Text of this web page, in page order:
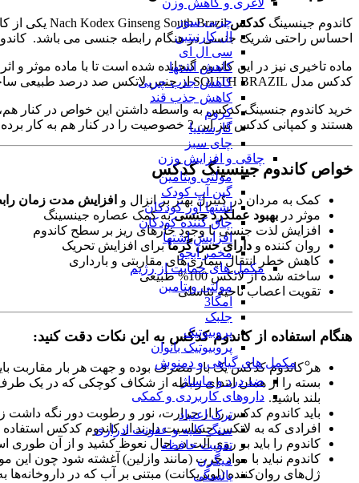
لاغری و کاهش وزن
چربی سوز
ال کارنیتین
سی ال ای
کاهش اشتها
کاهش جذب چربی
کاهش جذب قند
کروم
گارسینیا
چای سبز
چاقی و افزایش وزن
مولتی ویتامین
گین آپ کودک
اشتها آور کودکان
چاق کننده کودکان
افزایش اشتها
مخمر آبجو
مکمل های حمایت از رژیم
مولتی ویتامین
امگا3
جلبک
پروبیوتیک
پروبیوتیک بانوان
مکمل های گیاهی و دمنوش
ضد درد و ماساژ
داروهای کاربردی و کمکی
ترک اعتیاد
سنگ کلیه و عفونت ادراری
تقویت حافظه
میگرن
یائسگی
کاندوم جینسینگکدکس
احساس راحتی شریک جنسی در هنگام رابطه جنسی می باشد.
ماده تاخیری نیز در این کاندوم گنجانده شده است تا با ماده موثر
کدکس مدل SOUTH BRAZIL از جنس لاتکس صد درصد طبیعی ساخته شده و ترکیب جنس و شکل طراحی آن باعث شده استقامت بسیار بالایی داشته باشد.
خرید کاندوم جنسینگ کدکس به واسطه داشتن این خواص در کنار
هستند و کمپانی کدکس نیز این 2 خصوصیت را در کنار هم به کار برده است.
خواص کاندوم جینسینگکدکس
کمک به مردان در کنترل بهتر بر انزال و افزایش مدت زمان
موثر در بهبود عملکرد جنسیبه کمک عصاره جینسینگ
افزایش لذت جنسی با وجود خارهای ریز بر سطح کاندوم
روان کننده و دارای حس گرمابرای افزایش تحریک
کاهش خطر انتقال بیماری‌های مقاربتی و بارداری
ساخته شده از لاتکس 100% طبیعی
تقویت اعصاب ناحیه تناسلی
هنگام استفاده از کاندوم کدکس به این نکات دقت کنید:
هر کاندوم کدکس یک بار مصرف بوده و جهت هر بار مقاربت
بسته را از همان ابتدای رابطه از شکاف کوچکی که در یک طرف
بلند باشید.
باید کاندوم کدکس را از حرارت، نور و رطوبت دور نگه داشت
افرادی که به لاتکس حساسیت دارند از کاندوم کدکس استفاده
کاندوم را باید بر روی آلت در حال نعوظ کشید و از آن طوری
کاندوم نباید با مواد چرب (مانند وازلین) آغشته شود چون
ژل‌های روان‌کننده (لوبریکانت) مبتنی بر آب که در